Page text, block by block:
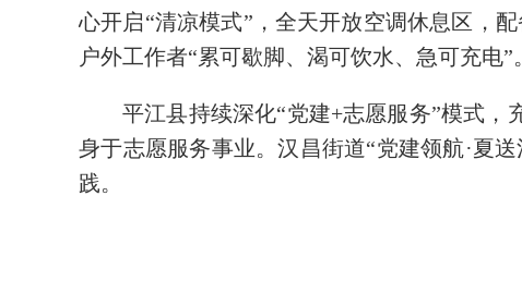
心开启“清凉模式”，全天开放空调休息区，
户外工作者“累可歇脚、渴可饮水、急可充电
平江县持续深化“党建+志愿服务”模式
身于志愿服务事业。汉昌街道“党建领航·夏
践。